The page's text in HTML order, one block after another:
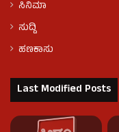
ಸಿನಿಮಾ
ಸುದ್ದಿ
ಹಣಕಾಸು
Last Modified Posts